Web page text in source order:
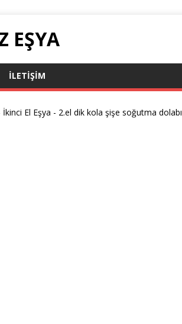
EŞYA
İLETIŞIM
İkinci El Eşya - 2.el dik kola şişe soğutma dolabı